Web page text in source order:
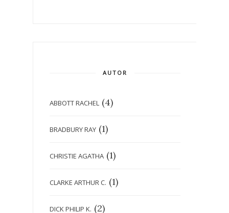
AUTOR
ABBOTT RACHEL (4)
BRADBURY RAY (1)
CHRISTIE AGATHA (1)
CLARKE ARTHUR C. (1)
DICK PHILIP K. (2)